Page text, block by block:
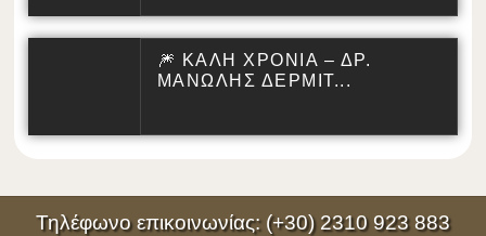
🎆 ΚΑΛΗ ΧΡΟΝΙΑ – ΔΡ.
ΜΑΝΩΛΗΣ ΔΕΡΜΙΤ...
Τηλέφωνο επικοινωνίας: (+30) 2310 923 883